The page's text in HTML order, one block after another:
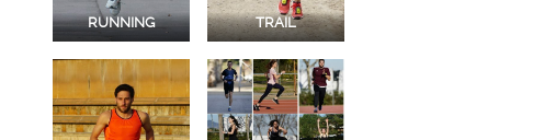
RUNNING TRAIL